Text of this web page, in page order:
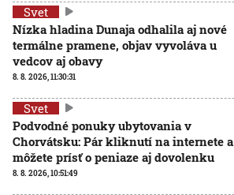
Svet
Nízka hladina Dunaja odhalila aj nové
termálne pramene, objav vyvoláva u
vedcov aj obavy
8. 8. 2026, 11:30:31
Svet
Podvodné ponuky ubytovania v
Chorvátsku: Pár kliknutí na internete a
môžete prísť o peniaze aj dovolenku
8. 8. 2026, 10:51:49